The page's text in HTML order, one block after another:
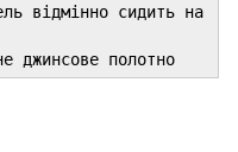
відмінно сидить на
джинсове полотно